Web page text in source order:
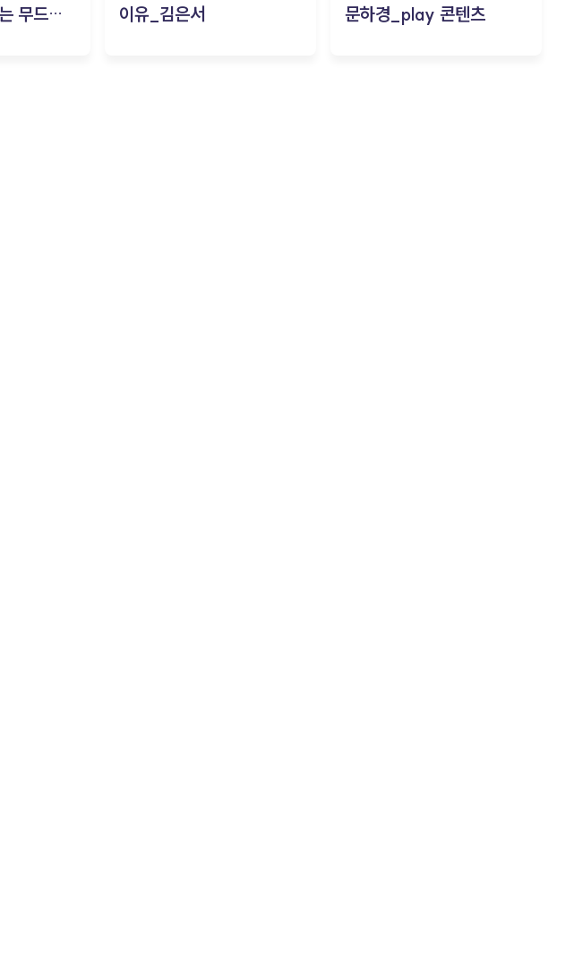
무드룸
이유_김은서
문하경_play 콘텐츠